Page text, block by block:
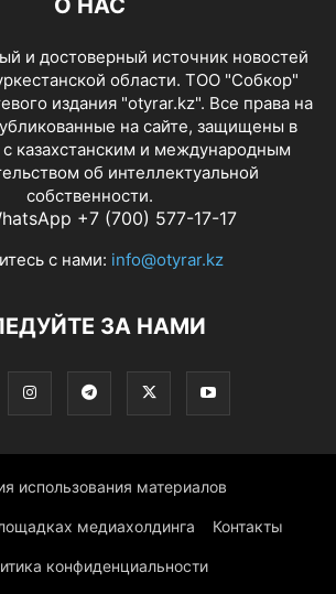
О НАС
и достоверный источник новостей
области. ТОО "Собкор"
издания "otyrar.kz". Все права на
на сайте, защищены в
с казахстанским и международным
об интеллектуальной
собственности.
+7 (700) 577-17-17
с нами: info@otyrar.kz
ЗА НАМИ
использования материалов
медиахолдинга Контакты
конфиденциальности